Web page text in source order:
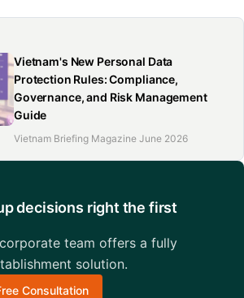
Vietnam's New Personal Data
Protection Rules: Compliance,
Governance, and Risk Management
Guide
Vietnam Briefing Magazine June 2026
decisions right the first
team offers a fully
solution.
Consultation